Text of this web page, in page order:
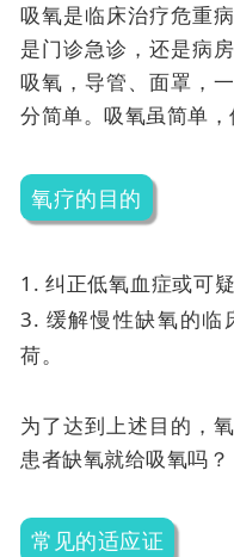
吸氧是临床治疗危重
是门诊急诊，还是病
吸氧，导管、面罩，
分简单。吸氧虽简单，
氧疗的目的
1. 纠正低氧血症或可
3. 缓解慢性缺氧的临
荷。
为了达到上述目的，
患者缺氧就给吸氧吗？
常见的适应证